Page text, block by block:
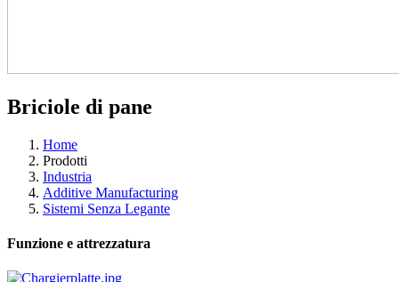
Briciole di pane
Home
Prodotti
Industria
Additive Manufacturing
Sistemi Senza Legante
Funzione e attrezzatura